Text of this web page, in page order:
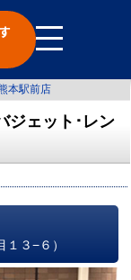
本駅前店
ジェット･レン
１３−６）